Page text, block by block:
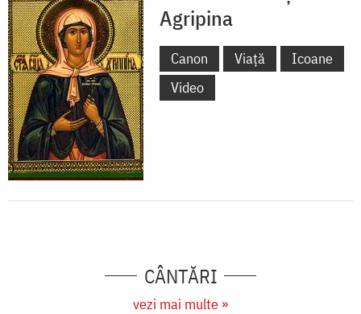
Agripina
Canon Viață
Icoane
Video
CÂNTĂRI
vezi mai multe »